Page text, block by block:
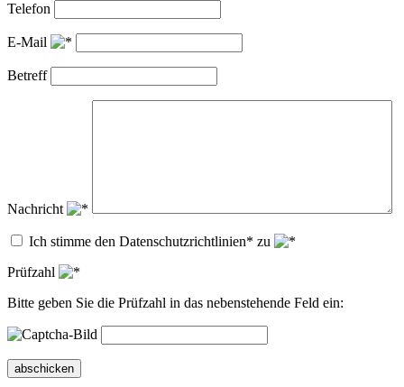
Telefon
E-Mail
Betreff
Nachricht
Ich stimme den Datenschutzrichtlinien* zu
Prüfzahl
Bitte geben Sie die Prüfzahl in das nebenstehende Feld ein:
abschicken